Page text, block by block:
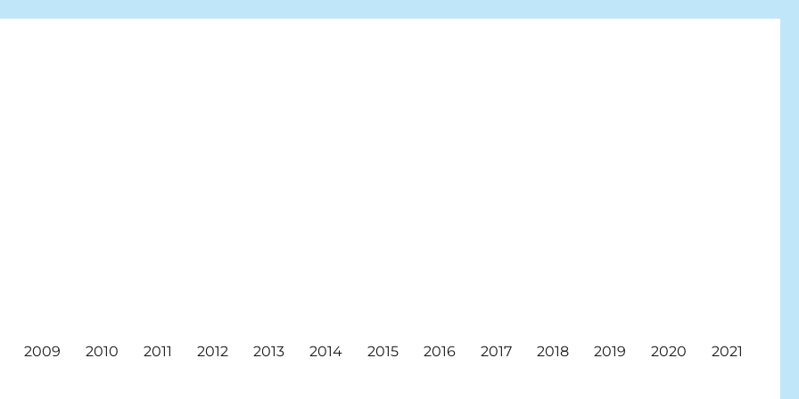
2009 2010 2011 2012 2013 2014 2015 2016 2017 2018 2019 2020 2021